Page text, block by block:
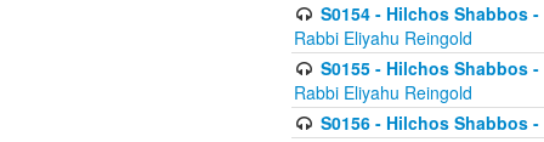
S0154 - Hilchos Shabbos
Rabbi Eliyahu Reingold
S0155 - Hilchos Shabbos
Rabbi Eliyahu Reingold
S0156 - Hilchos Shabbos